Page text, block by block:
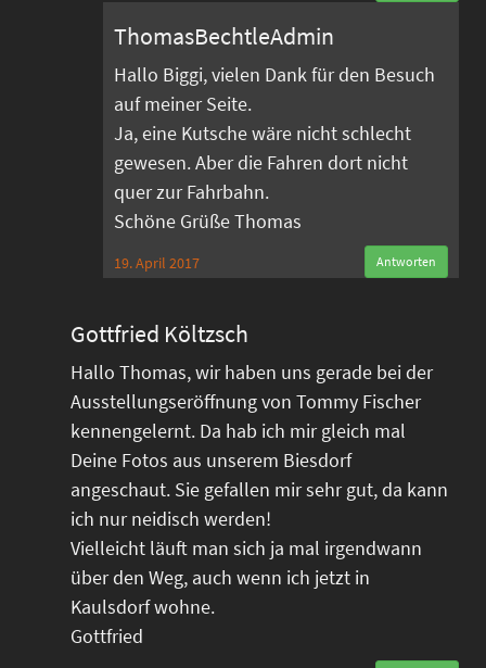
ThomasBechtleAdmin
Hallo Biggi, vielen Dank für den Besuch
auf meiner Seite.
Ja, eine Kutsche wäre nicht schlecht
gewesen. Aber die Fahren dort nicht
quer zur Fahrbahn.
Schöne Grüße Thomas
19. April 2017 Antworten
Gottfried Költzsch
Hallo Thomas, wir haben uns gerade bei der
Ausstellungseröffnung von Tommy Fischer
kennengelernt. Da hab ich mir gleich mal
Deine Fotos aus unserem Biesdorf
angeschaut. Sie gefallen mir sehr gut, da kann
ich nur neidisch werden!
Vielleicht läuft man sich ja mal irgendwann
über den Weg, auch wenn ich jetzt in
Kaulsdorf wohne.
Gottfried